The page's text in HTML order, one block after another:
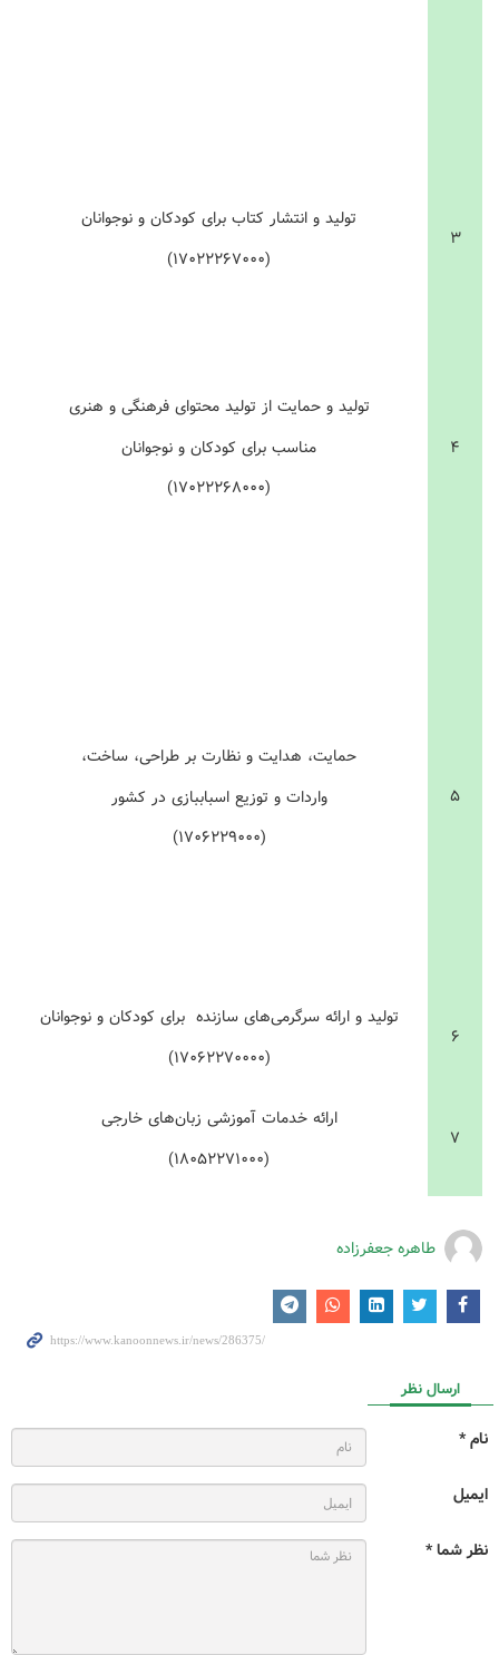
۳
تولید و انتشار کتاب برای کودکان و نوجوانان
(۱۷۰۲۲۲۶۷۰۰۰)
۴
تولید و حمایت از تولید محتوای فرهنگی و هنری
مناسب برای کودکان و نوجوانان
(۱۷۰۲۲۲۶۸۰۰۰)
۵
حمایت، هدایت و نظارت بر طراحی، ساخت،
واردات و توزیع اسباب‏بازی در کشور
(۱۷۰۶۲۲۹۰۰۰)
۶
تولید و ارائه سرگرمی‌های سازنده برای کودکان و نوجوانان
(۱۷۰۶۲۲۷۰۰۰۰)
۷
ارائه خدمات آموزشی زبان‌های خارجی
(۱۸۰۵۲۲۷۱۰۰۰)
طاهره جعفرزاده
ارسال نظر
نام *
ایمیل
نظر شما *